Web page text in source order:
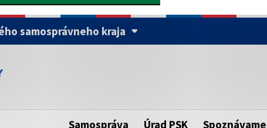
samosprávneho kraja
Prešovského samosprávneho kraja.
Táto
https://
Samospráva Úrad PSK